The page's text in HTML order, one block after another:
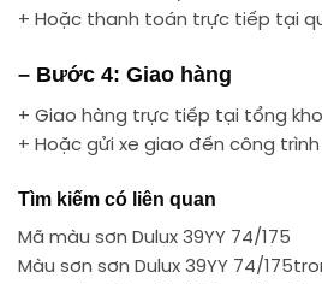
+ Hoặc thanh toán trực tiếp tại
– Bước 4: Giao hàng
+ Giao hàng trực tiếp tại tổng kho
+ Hoặc gửi xe giao đến công trình
Tìm kiếm có liên quan
Mã màu sơn Dulux 39YY 74/175
Màu sơn sơn Dulux 39YY 74/